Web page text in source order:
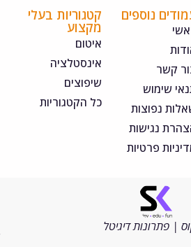
קטגוריות בעלי
אינסטלציה
שיפוצים
כל הקטגוריות
דיגיטל
שמורות